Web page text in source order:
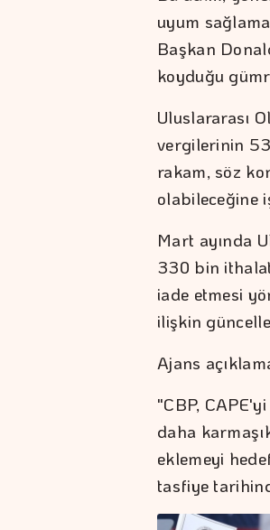
uyum
Başkan
koyduğu
Uluslararası
vergilerinin
rakam, söz
olabileceğine
Mart ayında
330 bin
iade etmesi
ilişkin
Ajans
"CBP,
daha
eklemeyi
tasfiye